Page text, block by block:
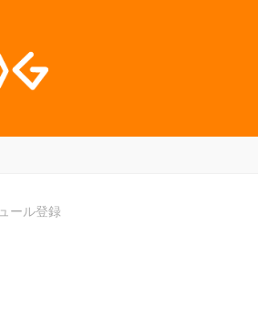
ール登録